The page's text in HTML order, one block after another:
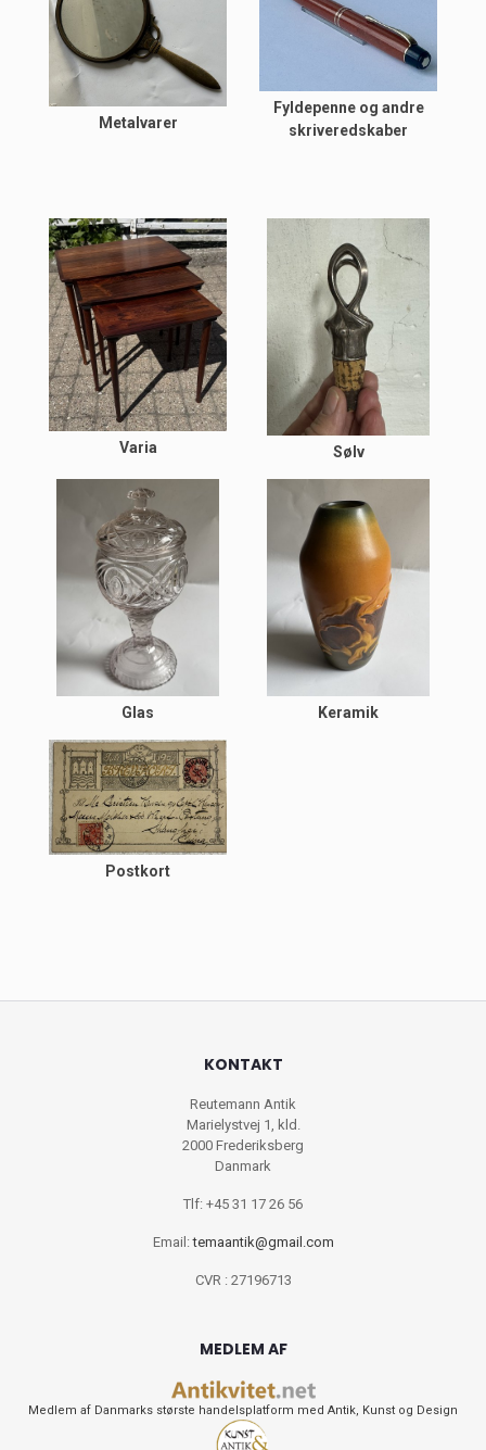
Metalvarer
Fyldepenne og andre
skriveredskaber
Varia Sølv
Glas Keramik
Postkort
KONTAKT
Reutemann Antik
Marielystvej 1, kld.
2000 Frederiksberg
Danmark
Tlf: +45 31 17 26 56
Email:temaantik@gmail.com
CVR : 27196713
MEDLEM AF
Medlem af Danmarks største handelsplatform med Antik, Kunst og Design